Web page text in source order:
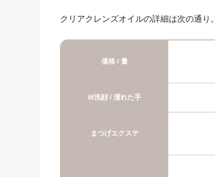
クリアクレンズオイルの詳細は次の通り。
価格 / 量
W洗顔 / 濡れた手
まつげエクステ